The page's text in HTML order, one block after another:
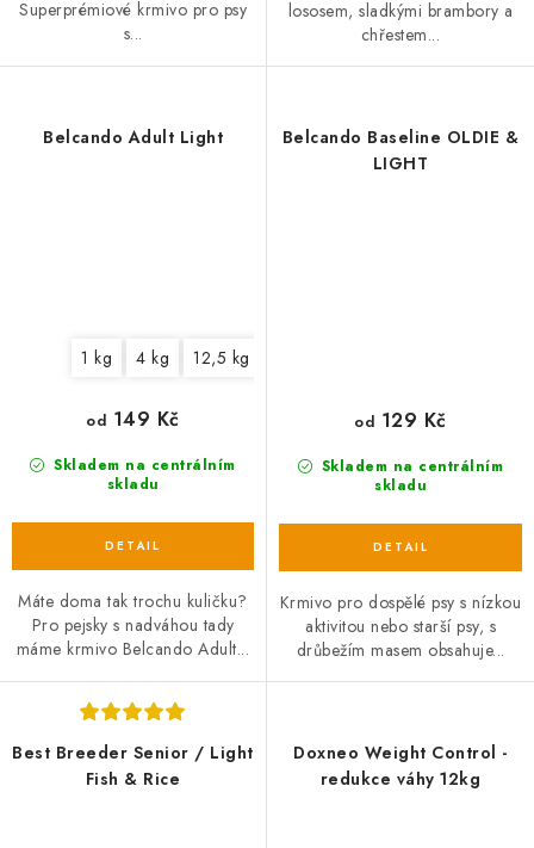
Superprémiové krmivo pro psy
s...
lososem, sladkými brambory a
chřestem...
Belcando Adult Light
1 kg 4 kg 12,5 kg
Skladem na centrálním
skladu
od 149 Kč
Máte doma tak trochu kuličku?
Pro pejsky s nadváhou tady
máme krmivo Belcando Adult...
Belcando Baseline OLDIE &
LIGHT
Skladem na centrálním
skladu
od 129 Kč
Krmivo pro dospělé psy s nízkou
aktivitou nebo starší psy, s
drůbežím masem obsahuje...
Best Breeder Senior / Light
Fish & Rice
Doxneo Weight Control -
redukce váhy 12kg